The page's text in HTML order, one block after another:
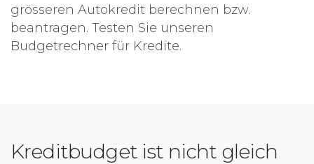
grösseren Autokredit berechnen bzw.
beantragen. Testen Sie unseren
Budgetrechner für Kredite.
Kreditbudget ist nicht gleich